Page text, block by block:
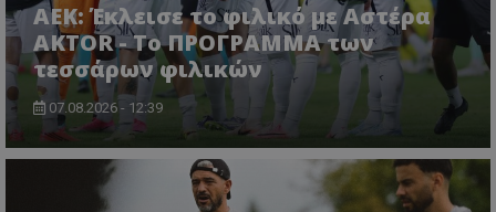
ΑΕΚ: Έκλεισε το φιλικό με Αστέρα
AKTOR - Το ΠΡΟΓΡΑΜΜΑ των
τεσσάρων φιλικών
07.08.2026 - 12:39